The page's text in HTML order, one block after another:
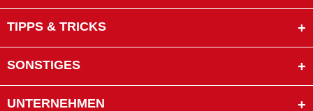
TIPPS & TRICKS
SONSTIGES
UNTERNEHMEN